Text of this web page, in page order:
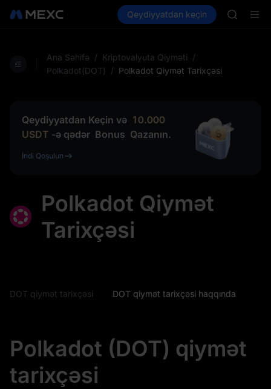
Bazarlar Spot Futures UNITREE
Qeydiyyatdan keçin
UNITREE
Ana Səhifə / Kriptovalyuta Qiyməti /
Polkadot(DOT)
/ Polkadot Qiymət Tarixçəsi
Qeydiyyatdan Keçin və 10.000
USDT -ə qədər Bonus Qazanın.
İndi Qoşulun
Polkadot Qiymət
Tarixçəsi
DOT qiymət tarixçəsi DOT qiymət tarixçəsi haqqında
Polkadot (DOT) qiymət
tarixçəsi